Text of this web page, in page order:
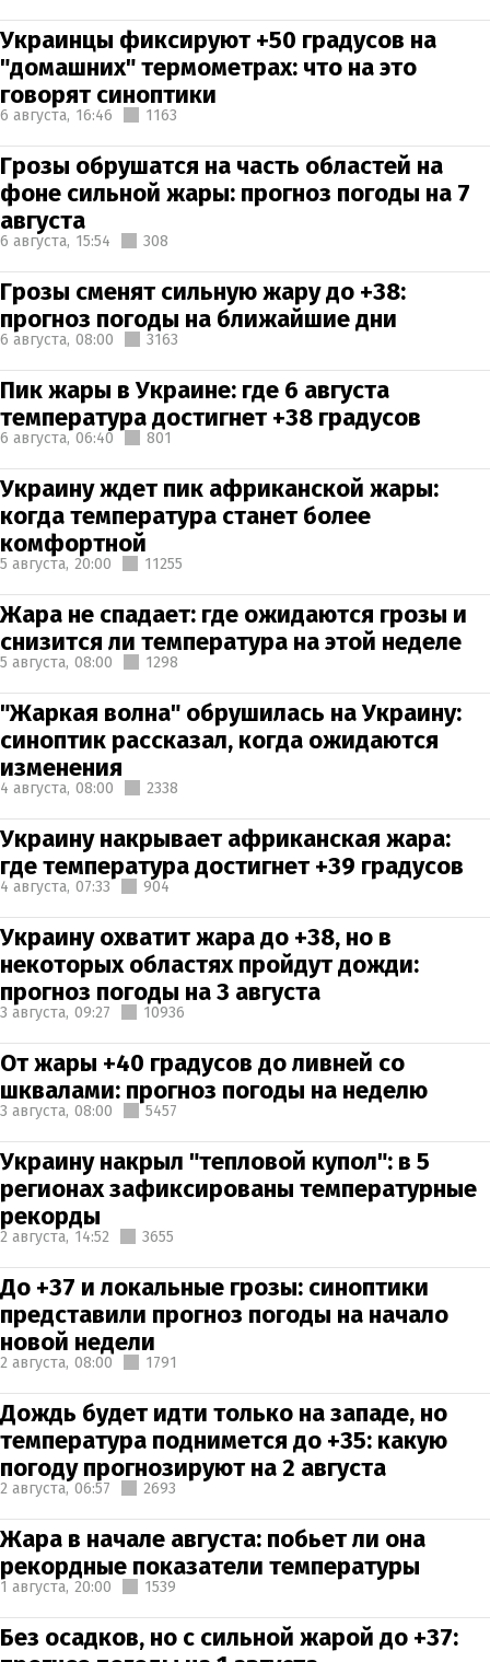
Украинцы фиксируют +50 градусов на
"домашних" термометрах: что на это
говорят синоптики
6 августа, 16:46 1163
Грозы обрушатся на часть областей на
фоне сильной жары: прогноз погоды на 7
августа
6 августа, 15:54 308
Грозы сменят сильную жару до +38:
прогноз погоды на ближайшие дни
6 августа, 08:00 3163
Пик жары в Украине: где 6 августа
температура достигнет +38 градусов
6 августа, 06:40 801
Украину ждет пик африканской жары:
когда температура станет более
комфортной
5 августа, 20:00 11255
Жара не спадает: где ожидаются грозы и
снизится ли температура на этой неделе
5 августа, 08:00 1298
"Жаркая волна" обрушилась на Украину:
синоптик рассказал, когда ожидаются
изменения
4 августа, 08:00 2338
Украину накрывает африканская жара:
где температура достигнет +39 градусов
4 августа, 07:33 904
Украину охватит жара до +38, но в
некоторых областях пройдут дожди:
прогноз погоды на 3 августа
3 августа, 09:27 10936
От жары +40 градусов до ливней со
шквалами: прогноз погоды на неделю
3 августа, 08:00 5457
Украину накрыл "тепловой купол": в 5
регионах зафиксированы температурные
рекорды
2 августа, 14:52 3655
До +37 и локальные грозы: синоптики
представили прогноз погоды на начало
новой недели
2 августа, 08:00 1791
Дождь будет идти только на западе, но
температура поднимется до +35: какую
погоду прогнозируют на 2 августа
2 августа, 06:57 2693
Жара в начале августа: побьет ли она
рекордные показатели температуры
1 августа, 20:00 1539
Без осадков, но с сильной жарой до +37: